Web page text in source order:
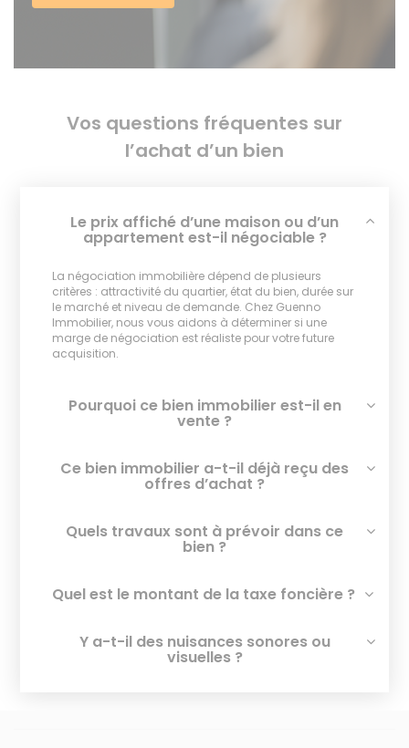
Vos questions fréquentes sur
l’achat d’un bien
Le prix affiché d’une maison ou d’un
appartement est-il négociable ?
La négociation immobilière dépend de plusieurs
critères : attractivité du quartier, état du bien, durée sur
le marché et niveau de demande. Chez Guenno
Immobilier, nous vous aidons à déterminer si une
marge de négociation est réaliste pour votre future
acquisition.
Pourquoi ce bien immobilier est-il en
vente ?
Ce bien immobilier a-t-il déjà reçu des
offres d’achat ?
Quels travaux sont à prévoir dans ce
bien ?
Quel est le montant de la taxe foncière ?
Y a-t-il des nuisances sonores ou
visuelles ?